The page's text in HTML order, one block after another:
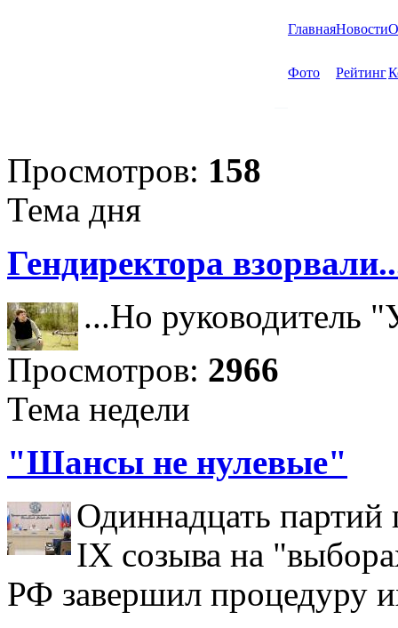
ГлавнаяНовости
Фото Рейтинг
Просмотров: 158
Тема дня
Гендиректора
...Но руководитель
Просмотров: 2966
Тема недели
"Шансы не нулевые"
Одиннадцать партий
IX созыва на
РФ завершил процедуру